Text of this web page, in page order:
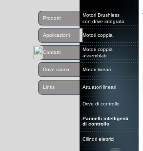
Prodotti
Motori Brushless
con drive integrato
Applicazioni Motori coppia
Contatti
Motori coppia
assemblati
Dove siamo Motori lineari
Links Attuatori lineari
Drive di controllo
Pannelli intelligenti
di controllo
Cilindri elettrici